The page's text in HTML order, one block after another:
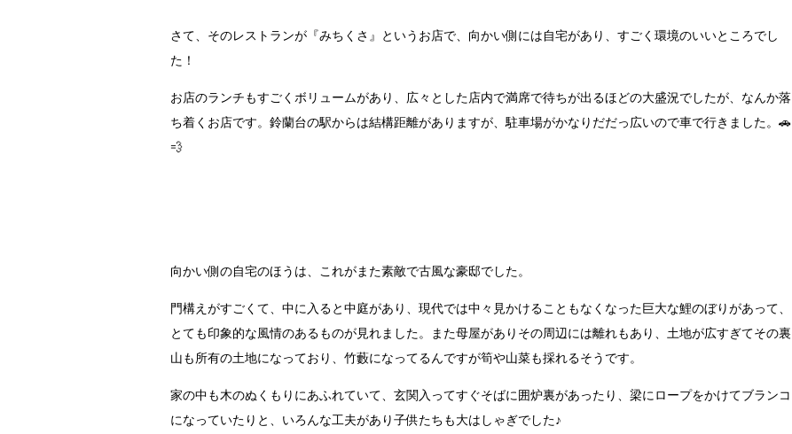
さて、そのレストランが『みちくさ』というお店で、向かい側には自宅があり、すごく環境のいいところでし
た！
お店のランチもすごくボリュームがあり、広々とした店内で満席で待ちが出るほどの大盛況でしたが、なんか落
ち着くお店です。鈴蘭台の駅からは結構距離がありますが、駐車場がかなりだだっ広いので車で行きました。🚗
💨
向かい側の自宅のほうは、これがまた素敵で古風な豪邸でした。
門構えがすごくて、中に入ると中庭があり、現代では中々見かけることもなくなった巨大な鯉のぼりがあって、
とても印象的な風情のあるものが見れました。また母屋がありその周辺には離れもあり、土地が広すぎてその裏
山も所有の土地になっており、竹藪になってるんですが筍や山菜も採れるそうです。
家の中も木のぬくもりにあふれていて、玄関入ってすぐそばに囲炉裏があったり、梁にロープをかけてブランコ
になっていたりと、いろんな工夫があり子供たちも大はしゃぎでした♪